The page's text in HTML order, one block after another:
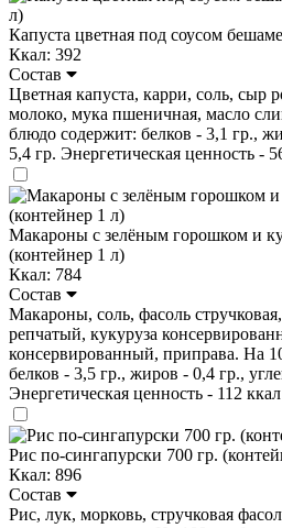
Капуста цветная под соусом
Ккал: 392
Состав
Цветная капуста, карри, соль, сыр
молоко, мука пшеничная, масло
блюдо содержит: белков - 3,1 гр.,
5,4 гр. Энергетическая ценность -
Макароны с зелёным горошком и
(контейнер 1 л)
Ккал: 784
Состав
Макароны, соль, фасоль
репчатый, кукуруза
консервированный, приправа. На
белков - 3,5 гр., жиров - 0,4 гр.,
Энергетическая ценность - 112 ккал
Рис по-сингапурски 700 гр.
Ккал: 896
Состав
Рис, лук, морковь, стручковая